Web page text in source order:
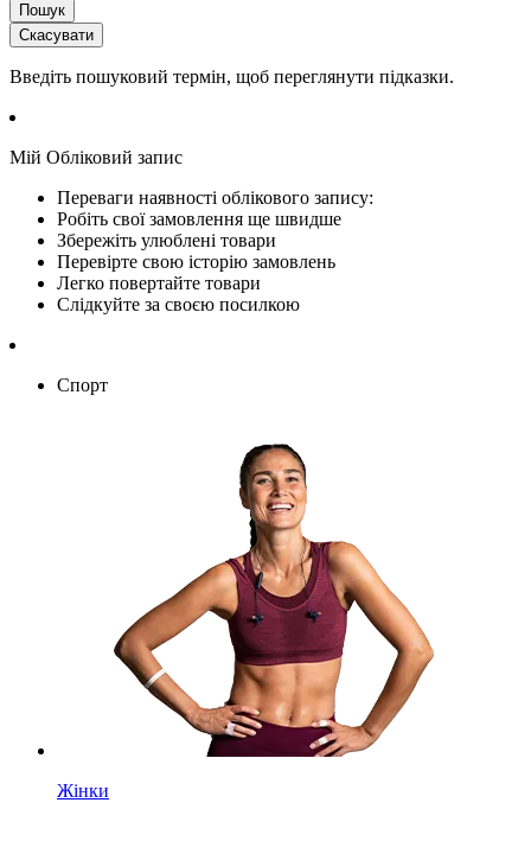
Пошук
Скасувати
Введіть пошуковий термін, щоб переглянути підказки.
Мій Обліковий запис
Переваги наявності облікового запису:
Робіть свої замовлення ще швидше
Збережіть улюблені товари
Перевірте свою історію замовлень
Легко повертайте товари
Слідкуйте за своєю посилкою
Спорт
Жінки